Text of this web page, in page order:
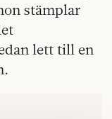
stämplar
lett till en